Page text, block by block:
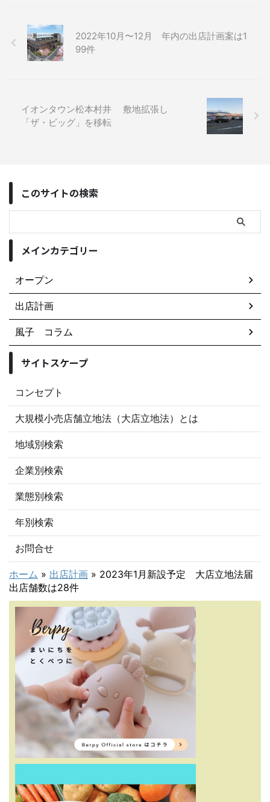
2022年10月〜12月 年内の出店計画案は1
99件
イオンタウン松本村井 敷地拡張し
「ザ・ビッグ」を移転
このサイトの検索
メインカテゴリー
オープン
出店計画
風子 コラム
サイトスケープ
コンセプト
大規模小売店舗立地法（大店立地法）とは
地域別検索
企業別検索
業態別検索
年別検索
お問合せ
ホーム » 出店計画 » 2023年1月新設予定 大店立地法届
出店舗数は28件